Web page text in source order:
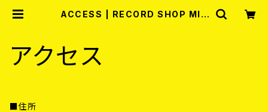
ACCESS | RECORD SHOP MIS
アクセス
■住所